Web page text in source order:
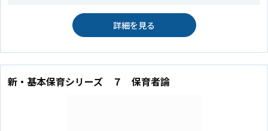
詳細を見る
新・基本保育シリーズ ７ 保育者論